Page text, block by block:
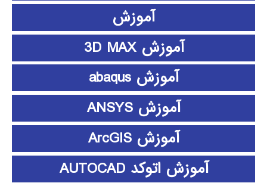
آموزش
آموزش 3D MAX
آموزش abaqus
آموزش ANSYS
آموزش ArcGIS
آموزش اتوکد AUTOCAD